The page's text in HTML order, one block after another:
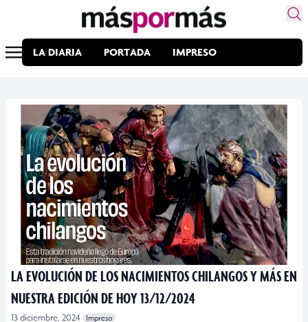
LA DIARIA PORTADA IMPRESO
LA EVOLUCIÓN DE LOS NACIMIENTOS CHILANGOS Y MÁS EN
NUESTRA EDICIÓN DE HOY 13/12/2024
13 diciembre, 2024
Impreso